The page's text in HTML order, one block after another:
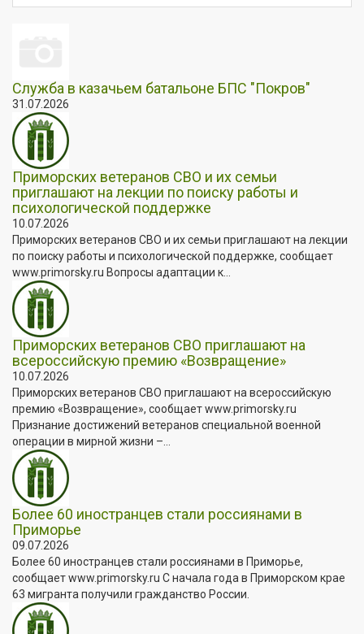
Служба в казачьем батальоне БПС "Покров"
31.07.2026
Приморских ветеранов СВО и их семьи
приглашают на лекции по поиску работы и
психологической поддержке
10.07.2026
Приморских ветеранов СВО и их семьи приглашают на лекции
по поиску работы и психологической поддержке, сообщает
www.primorsky.ru Вопросы адаптации к...
Приморских ветеранов СВО приглашают на
всероссийскую премию «Возвращение»
10.07.2026
Приморских ветеранов СВО приглашают на всероссийскую
премию «Возвращение», сообщает www.primorsky.ru
Признание достижений ветеранов специальной военной
операции в мирной жизни –...
Более 60 иностранцев стали россиянами в
Приморье
09.07.2026
Более 60 иностранцев стали россиянами в Приморье,
сообщает www.primorsky.ru С начала года в Приморском крае
63 мигранта получили гражданство России.